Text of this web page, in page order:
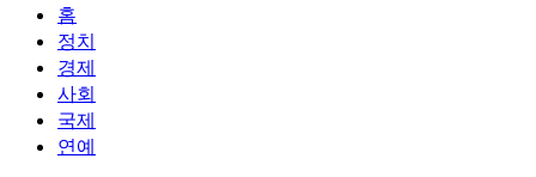
홈
정치
경제
사회
국제
연예